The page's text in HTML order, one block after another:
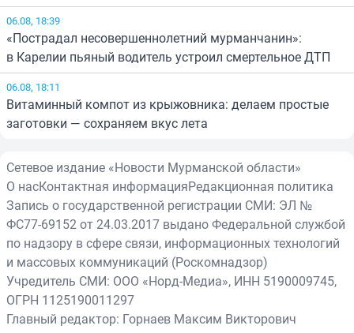
06.08, 18:39
«Пострадал несовершеннолетний мурманчанин»:
в Карелии пьяный водитель устроил смертельное ДТП
06.08, 18:11
Витаминный компот из крыжовника: делаем простые
заготовки — сохраняем вкус лета
Сетевое издание «Новости Мурманской области»
О насКонтактная информацияРедакционная политика
Запись о государственной регистрации СМИ: ЭЛ №
ФС77-69152 от 24.03.2017 выдано Федеральной службой
по надзору в сфере связи, информационных технологий
и массовых коммуникаций (Роскомнадзор)
Учредитель СМИ: ООО «Норд-Медиа», ИНН 5190009745,
ОГРН 1125190011297
Главный редактор: Горнаев Максим Викторович